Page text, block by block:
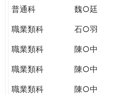
普通科
魏○廷
職業類科
石○羽
職業類科
陳○中
職業類科
陳○中
職業類科
陳○中